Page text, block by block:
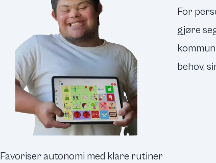
For
gjøre
behov,
Favoriser autonomi med klare rutiner